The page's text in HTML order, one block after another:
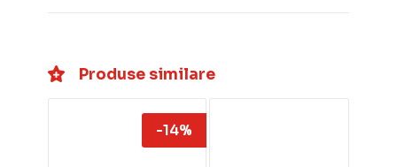
Produse similare
-14%